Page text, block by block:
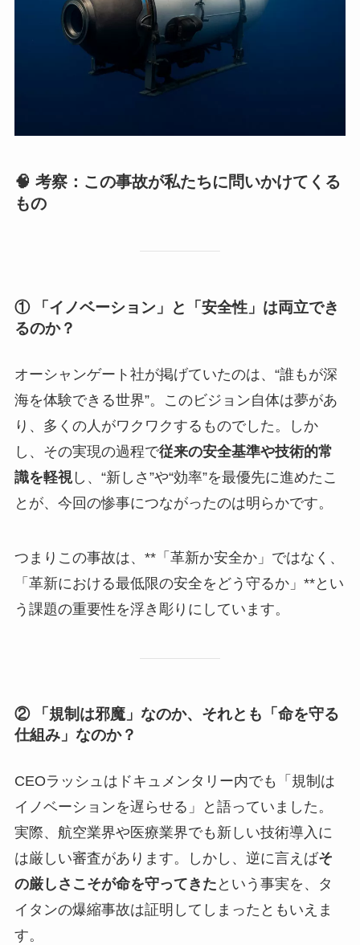
🧠 考察：この事故が私たちに問いかけてくる
もの
① 「イノベーション」と「安全性」は両立でき
るのか？
オーシャンゲート社が掲げていたのは、“誰もが深
海を体験できる世界”。このビジョン自体は夢があ
り、多くの人がワクワクするものでした。しか
し、その実現の過程で従来の安全基準や技術的常
識を軽視し、“新しさ”や“効率”を最優先に進めたこ
とが、今回の惨事につながったのは明らかです。
つまりこの事故は、**「革新か安全か」ではなく、
「革新における最低限の安全をどう守るか」**とい
う課題の重要性を浮き彫りにしています。
② 「規制は邪魔」なのか、それとも「命を守る
仕組み」なのか？
CEOラッシュはドキュメンタリー内でも「規制は
イノベーションを遅らせる」と語っていました。
実際、航空業界や医療業界でも新しい技術導入に
は厳しい審査があります。しかし、逆に言えばそ
の厳しさこそが命を守ってきた という事実を、タ
イタンの爆縮事故は証明してしまったともいえま
す。